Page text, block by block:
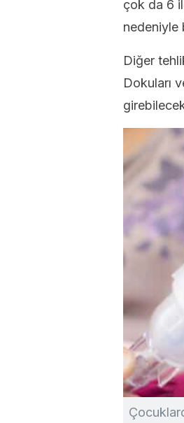
çok da 6
nedeniyle
Diğer
Dokuları